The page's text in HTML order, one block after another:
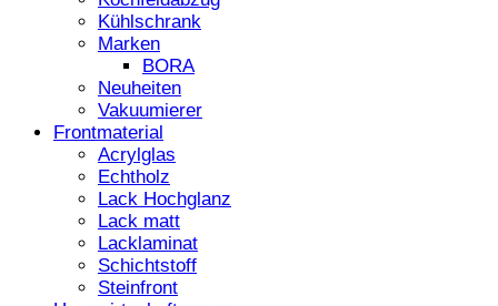
Kühlschrank
Marken
BORA
Neuheiten
Vakuumierer
Frontmaterial
Acrylglas
Echtholz
Lack Hochglanz
Lack matt
Lacklaminat
Schichtstoff
Steinfront